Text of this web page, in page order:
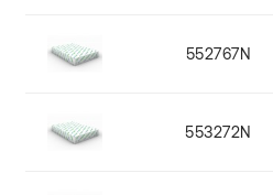
552767N
553272N